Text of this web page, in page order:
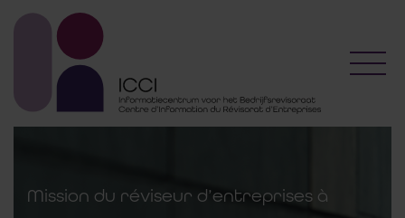
Mission du réviseur d’entreprises à